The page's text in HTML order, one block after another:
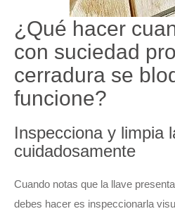
¿Qué hacer
con suciedad
cerradura se
funcione?
Inspecciona y limpia
cuidadosamente
Cuando notas que la llave
debes hacer es inspeccionarla